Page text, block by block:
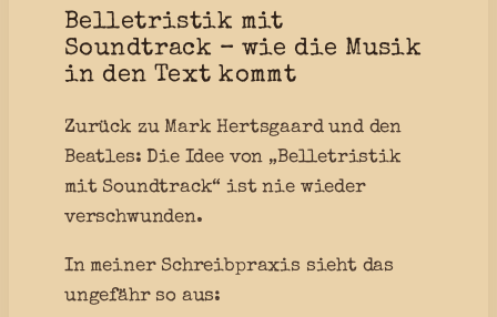
Belletristik mit
Soundtrack – wie die Musik
in den Text kommt
Zurück zu Mark Hertsgaard und den
Beatles: Die Idee von „Belletristik
mit Soundtrack“ ist nie wieder
verschwunden.
In meiner Schreibpraxis sieht das
ungefähr so aus: